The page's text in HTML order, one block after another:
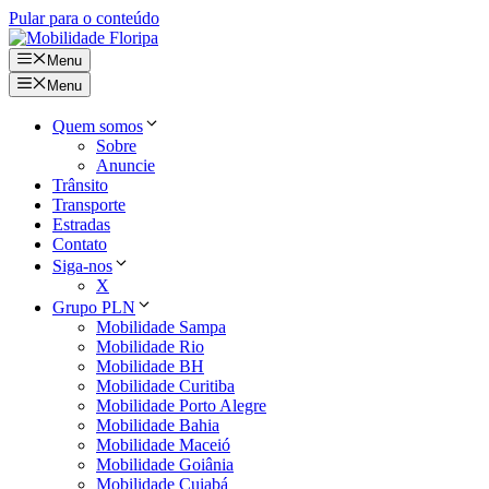
Pular para o conteúdo
Menu
Menu
Quem somos
Sobre
Anuncie
Trânsito
Transporte
Estradas
Contato
Siga-nos
X
Grupo PLN
Mobilidade Sampa
Mobilidade Rio
Mobilidade BH
Mobilidade Curitiba
Mobilidade Porto Alegre
Mobilidade Bahia
Mobilidade Maceió
Mobilidade Goiânia
Mobilidade Cuiabá